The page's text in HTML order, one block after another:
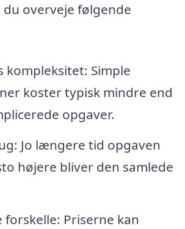
overveje følgende
kompleksitet: Simple
koster typisk mindre end
opgaver.
Jo længere tid opgaven
højere bliver den samlede
forskelle: Priserne kan